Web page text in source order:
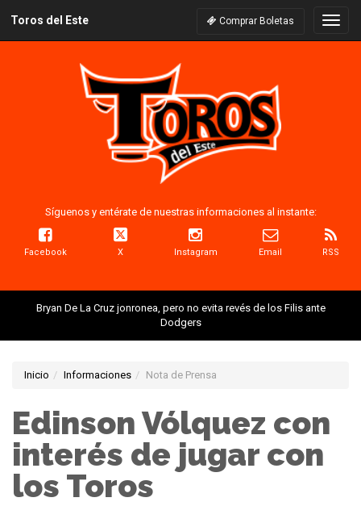
Toros del Este Comprar Boletas
Síguenos y entérate de nuestras informaciones al instante:
Facebook X Instagram Email RSS
Bryan De La Cruz jonronea, pero no evita revés de los Filis ante
Dodgers
Inicio Informaciones Nota de Prensa
Edinson Vólquez con
interés de jugar con
los Toros